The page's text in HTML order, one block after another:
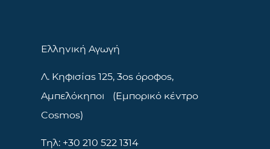
Ελληνική Αγωγή
Λ. Κηφισίας 125, 3ος όροφος,
Αμπελόκηποι (Εμπορικό κέντρο
Cosmos)
Τηλ: +30 210 522 1314